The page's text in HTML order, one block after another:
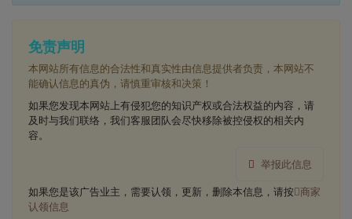
免责声明
本网站所有信息的合法性和真实性由信息提供者负责，本网站不
能确认信息的真伪，请慎重审核和决策！
如果您发现本网站上有侵犯您的知识产权或合法权益的内容，请
及时与我们联络，我们客服团队会尽快移除被控侵权的相关内
容。
举报此信息
如果您是该广告业主，需要认领，更新，删除本信息，请按 商家
认领信息